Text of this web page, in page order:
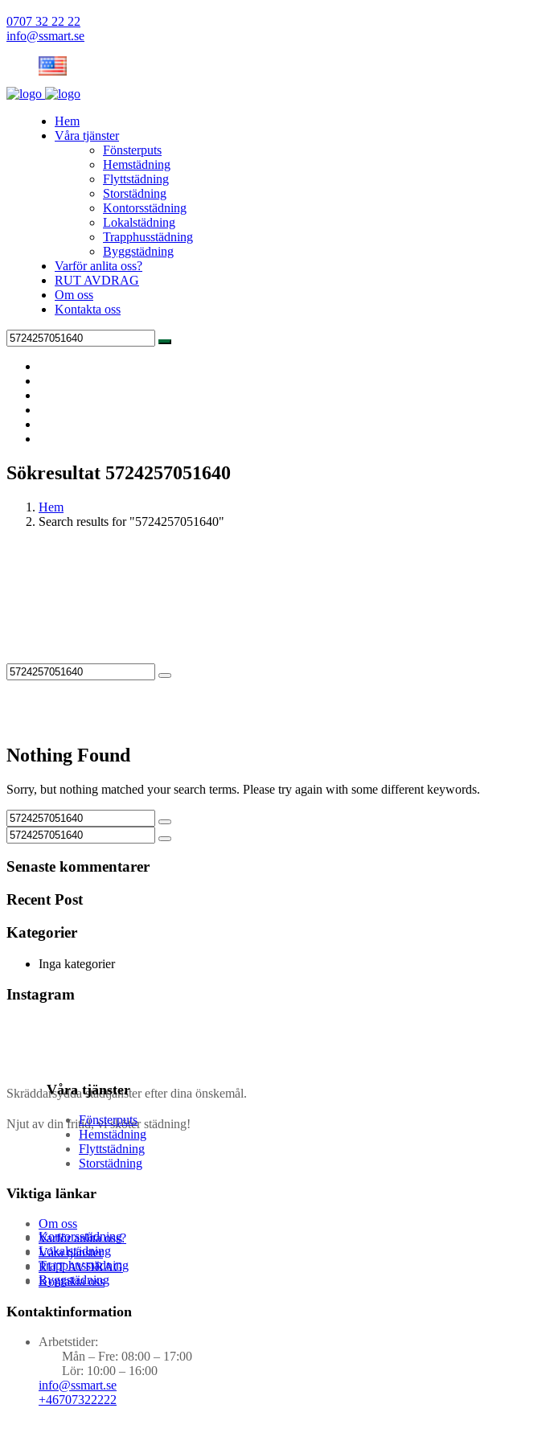
0707 32 22 22
info@ssmart.se
Hem
Våra tjänster
Fönsterputs
Hemstädning
Flyttstädning
Storstädning
Kontorsstädning
Lokalstädning
Trapphusstädning
Byggstädning
Varför anlita oss?
RUT AVDRAG
Om oss
Kontakta oss
Sökresultat 5724257051640
Hem
Search results for "5724257051640"
Nothing Found
Sorry, but nothing matched your search terms. Please try again with some different keywords.
Senaste kommentarer
Recent Post
Kategorier
Inga kategorier
Instagram
Skräddarsydda städtjänster efter dina önskemål.
Njut av din fritid, vi sköter städning!
Våra tjänster
Fönsterputs
Hemstädning
Flyttstädning
Storstädning
Kontorsstädning
Lokalstädning
Trapphusstädning
Byggstädning
Viktiga länkar
Om oss
Varför anlita oss?
Våra tjänster
RUT AVDRAG
Kontakta oss
Kontaktinformation
Arbetstider:
Mån – Fre: 08:00 – 17:00
Lör: 10:00 – 16:00
info@ssmart.se
+46707322222